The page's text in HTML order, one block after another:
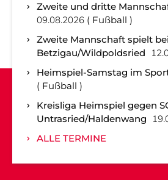
Zweite und dritte
09.08.2026
Fußball
Zweite Mannschaft spielt
Betzigau/Wildpoldsried
Heimspiel-Samstag im
Fußball
Kreisliga Heimspiel gegen
Untrasried/Haldenwang
ALLE TERMINE